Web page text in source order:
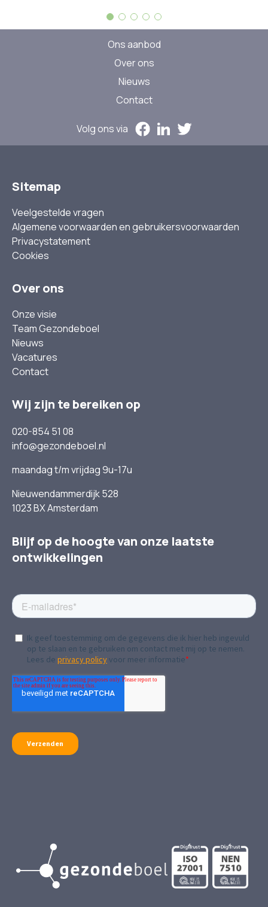
Ons aanbod
Over ons
Nieuws
Contact
Volg ons via
Sitemap
Veelgestelde vragen
Algemene voorwaarden en gebruikersvoorwaarden
Privacystatement
Cookies
Over ons
Onze visie
Team Gezondeboel
Nieuws
Vacatures
Contact
Wij zijn te bereiken op
020-854 51 08
info@gezondeboel.nl
maandag t/m vrijdag 9u-17u
Nieuwendammerdijk 528
1023 BX Amsterdam
Blijf op de hoogte van onze laatste
ontwikkelingen